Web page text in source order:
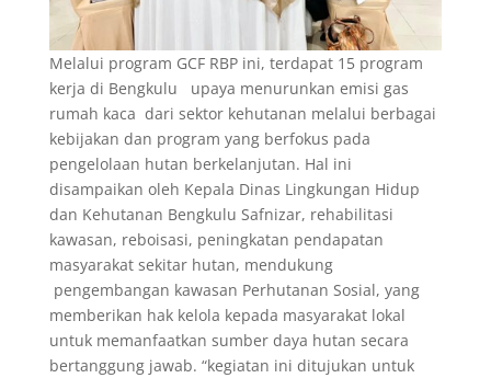
Melalui program GCF RBP ini, terdapat 15 program
kerja di Bengkulu upaya menurunkan emisi gas
rumah kaca dari sektor kehutanan melalui berbagai
kebijakan dan program yang berfokus pada
pengelolaan hutan berkelanjutan. Hal ini
disampaikan oleh Kepala Dinas Lingkungan Hidup
dan Kehutanan Bengkulu Safnizar, rehabilitasi
kawasan, reboisasi, peningkatan pendapatan
masyarakat sekitar hutan, mendukung
pengembangan kawasan Perhutanan Sosial, yang
memberikan hak kelola kepada masyarakat lokal
untuk memanfaatkan sumber daya hutan secara
bertanggung jawab. “kegiatan ini ditujukan untuk